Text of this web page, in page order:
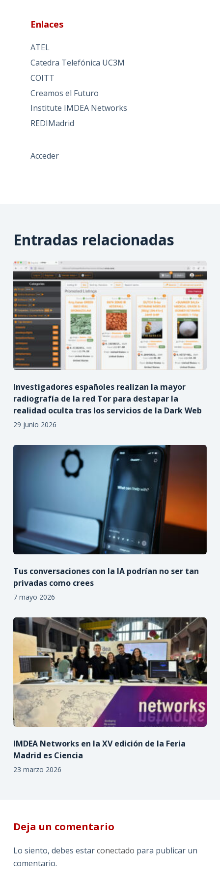
Enlaces
ATEL
Catedra Telefónica UC3M
COITT
Creamos el Futuro
Institute IMDEA Networks
REDIMadrid
Acceder
Entradas relacionadas
Investigadores españoles realizan la mayor
radiografía de la red Tor para destapar la
realidad oculta tras los servicios de la Dark Web
29 junio 2026
Tus conversaciones con la IA podrían no ser tan
privadas como crees
7 mayo 2026
IMDEA Networks en la XV edición de la Feria
Madrid es Ciencia
23 marzo 2026
Deja un comentario
Lo siento, debes estarconectado para publicar un
comentario.